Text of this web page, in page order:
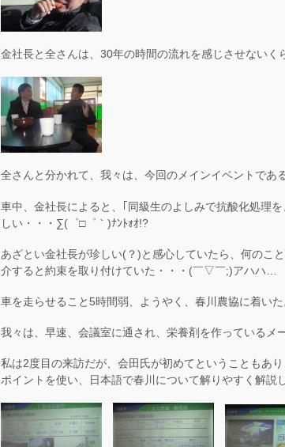
金社長と全さんは、30年の時間の流れを感じさせないく
全さんと分かれて、我々は、今回のメインイベントであ
車中、金社長によると、｢同級生のよしみで抗酸化処理
しい・・・∑(゜□゜｀)ﾅﾝﾄｫｵ!?
あざとい金社長が珍しい(？)と感心していたら、何のこ
介すると約束を取り付けていた・・・(￣▽￣;)アハハ…
車を走らせること5時間弱、ようやく、春川農協に着いた
我々は、早速、会議室に通され、栄養剤を作っているメ
私は2度目の来訪だが、会田氏が初めてということもあ
ポイントを使い、日本語で春川について解りやすく解説